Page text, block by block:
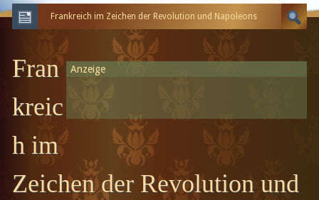
KULTURGESCHICHTE
ERDGESCHICHTE
Frankreich im Zeichen der Revolution und Napoleons
Anzeige
Fran
kreic
h im
Zeichen der Revolution und